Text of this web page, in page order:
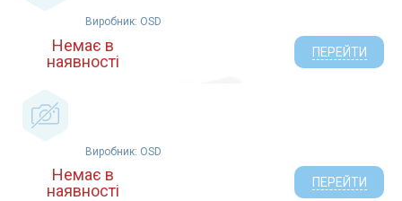
Dongguan Aidisy (1)
Не указан (20)
Диас (2)
Виробник: OSD
Немає в
наявності
ПЕРЕЙТИ
Виробник: OSD
Немає в
наявності
ПЕРЕЙТИ